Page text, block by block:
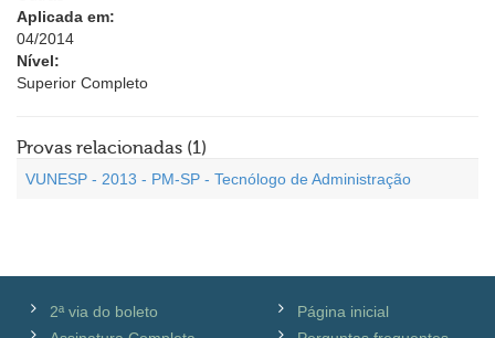
Aplicada em:
04/2014
Nível:
Superior Completo
Provas relacionadas (1)
VUNESP - 2013 - PM-SP - Tecnólogo de Administração
2ª via do boleto
Página inicial